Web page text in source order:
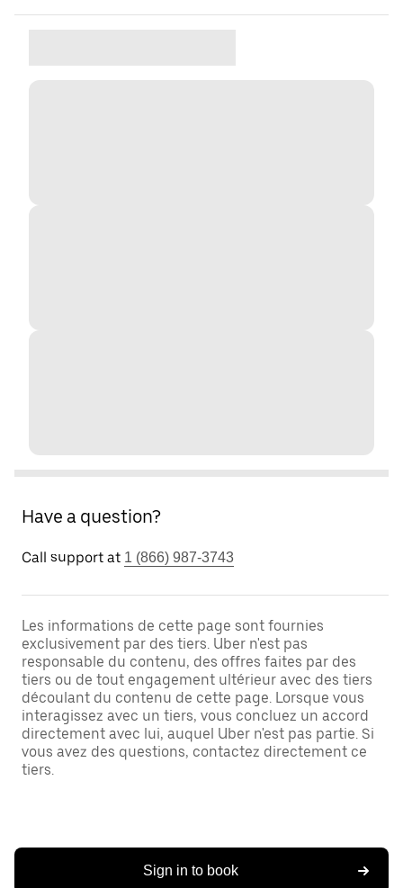
Have a question?
Call support at 1 (866) 987-3743
Les informations de cette page sont fournies
exclusivement par des tiers. Uber n'est pas
responsable du contenu, des offres faites par des
tiers ou de tout engagement ultérieur avec des tiers
découlant du contenu de cette page. Lorsque vous
interagissez avec un tiers, vous concluez un accord
directement avec lui, auquel Uber n'est pas partie. Si
vous avez des questions, contactez directement ce
tiers.
Sign in to book